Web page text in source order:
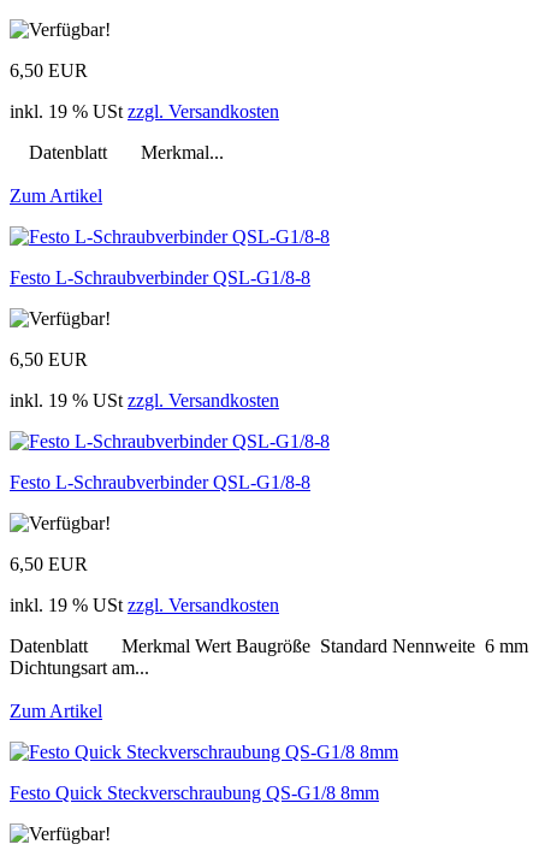
6,50 EUR
inkl. 19 % USt zzgl. Versandkosten
Datenblatt Merkmal...
Zum Artikel
Festo L-Schraubverbinder QSL-G1/8-8
6,50 EUR
inkl. 19 % USt zzgl. Versandkosten
Festo L-Schraubverbinder QSL-G1/8-8
6,50 EUR
inkl. 19 % USt zzgl. Versandkosten
Datenblatt Merkmal Wert Baugröße Standard Nennweite 6 mm
Dichtungsart am...
Zum Artikel
Festo Quick Steckverschraubung QS-G1/8 8mm